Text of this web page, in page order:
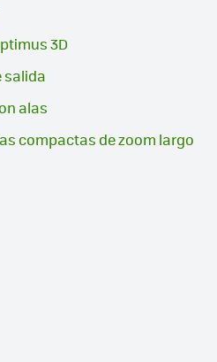
3D
salida
alas
compactas de zoom largo